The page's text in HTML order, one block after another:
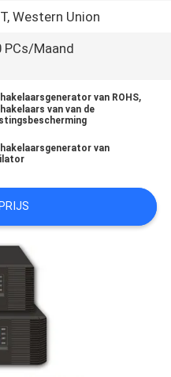
Western Union
PCs/Maand
van ROHS,
van van de
van